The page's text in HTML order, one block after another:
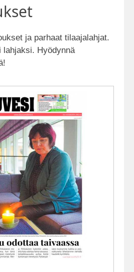
ja parhaat tilaajalahjat.
lahjaksi. Hyödynnä